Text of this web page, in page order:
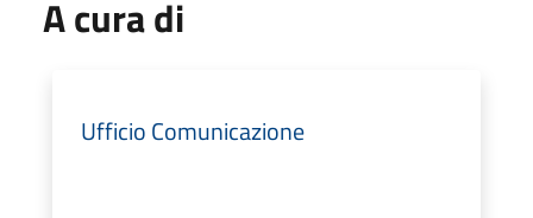
A cura di
Ufficio Comunicazione